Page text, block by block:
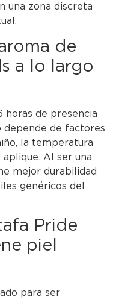
una zona discreta
de
a lo largo
horas de presencia
depende de factores
la temperatura
Al ser una
mejor durabilidad
genéricos del
Pride
piel
para ser